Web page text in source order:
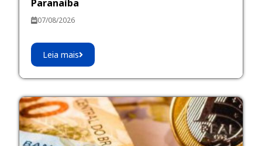
Paranaíba
07/08/2026
Leia mais